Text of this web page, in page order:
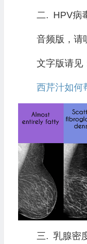
二. HPV病
音频版，请
文字版请见
西芹汁如何
三. 乳腺密